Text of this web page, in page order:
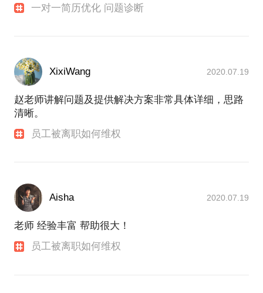
一对一简历优化 问题诊断
XixiWang 2020.07.19
赵老师讲解问题及提供解决方案非常具体详细，思路
清晰。
员工被离职如何维权
Aisha 2020.07.19
老师 经验丰富 帮助很大！
员工被离职如何维权